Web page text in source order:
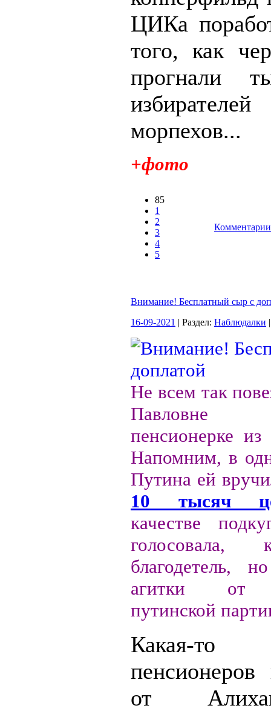
ЦИКа
того, как
прогнали
морпехов...
+фото
85
1
2
3
4
5
Внимание! Бесплатный сыр с
16-09-2021 | Раздел: Наблюдалки
Не всем так
Павловне
пенсионерке из
Напомним, в
Путина ей
10 тысяч
качестве
голосовала,
благодетель,
агитки от
путинской
Какая-
пенсионеров
от